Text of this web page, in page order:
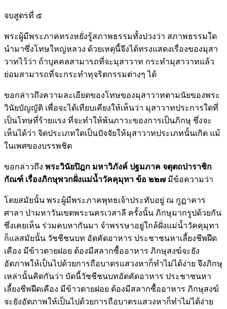
จบสูตรที่ ๕
พระผู้มีพระภาคทรงหยั่งรู้สภาพธรรมทั้งปวงว่า สภาพธรรมใด
นำมาซึ่งโทษใหญ่หลวง ด้วยเหตุนี้จึงได้ทรงแสดงเรื่องของมุสา
วาทไว้ว่า ถ้าบุคคลสามารถที่จะมุสาวาท กระทำมุสาวาทแล้ว
ย่อมสามารถที่จะกระทำทุจริตกรรมต่างๆ ได้
ขอกล่าวถึงความละเอียดของโทษของมุสาวาทตามนัยของพระ
วินัยบัญญัติ เพื่อจะได้เทียบเคียงให้เห็นว่า มุสาวาทประการใดที่
เป็นโทษที่ร้ายแรง ที่จะทำให้พ้นภาวะของการเป็นภิกษุ ซึ่งจะ
เห็นได้ว่า จิตประเภทใดเป็นปัจจัยให้มุสาวาทประเภทนั้นเกิด แม้
ในเพศของบรรพชิต
ขอกล่าวถึง พระวินัยปิฎก มหาวิภังค์ ปฐมภาค จตุตถปาราชิก
กัณฑ์ เรื่องภิกษุพวกฝั่งแม่น้ำวัคคุมุทา ข้อ ๒๒๗ มีข้อความว่า
โดยสมัยนั้น พระผู้มีพระภาคพุทธเจ้าประทับอยู่ ณ กูฏาคาร
ศาลา ป่ามหาวันเขตพระนครเวสาลี ครั้งนั้น ภิกษุมากรูปด้วยกัน
ซึ่งเคยเห็น ร่วมคบหากันมา จำพรรษาอยู่ใกล้ฝั่งแม่น้ำวัคคุมุทา
ก็แลสมัยนั้น วัชชีชนบท อัตคัดอาหาร ประชาชนหาเลี้ยงชีพฝืด
เคือง มีข้าวตายฝอย ต้องมีสลากซื้ออาหาร ภิกษุสงฆ์จะยัง
อัตภาพให้เป็นไปด้วยการถือบาตรแสวงหาก็ทำไม่ได้ง่าย จึงภิกษุ
เหล่านั้นคิดกันว่า บัดนี้วัชชีชนบทอัตคัดอาหาร ประชาชนหา
เลี้ยงชีพฝืดเคือง มีข้าวตายฝอย ต้องมีสลากซื้ออาหาร ภิกษุสงฆ์
จะยังอัตภาพให้เป็นไปด้วยการถือบาตรแสวงหาก็ทำไม่ได้ง่าย